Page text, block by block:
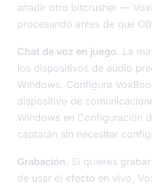
añadir otro bitcrusher —
procesando antes de que
Chat de voz en juego. La
los dispositivos de audio
Windows. Configura
dispositivo de
Windows en Configuración
captarán sin necesitar
Grabación. Si quieres
de usar el efecto en vivo,